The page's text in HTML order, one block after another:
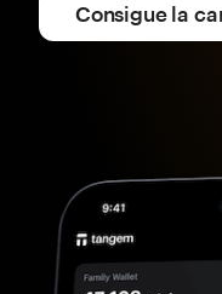
Consigue la